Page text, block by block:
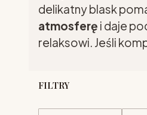
delikatny blask
atmosferę i daje
relaksowi. Jeśli
FILTRY